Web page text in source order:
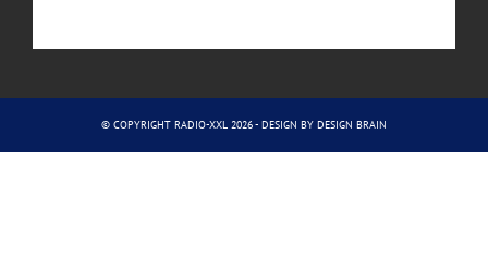
© COPYRIGHT RADIO-XXL 2026 - DESIGN BY DESIGN BRAIN